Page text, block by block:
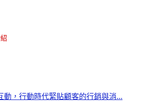
，行動時代緊貼顧客的行銷與消...